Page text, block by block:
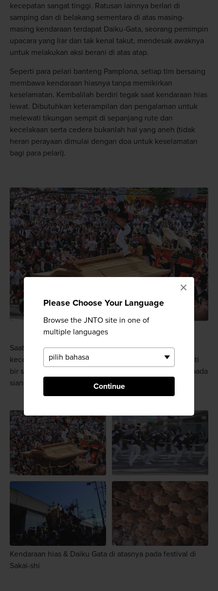
Please Choose Your Language
Browse the JNTO site in one of
multiple languages
Continue
×
kecepatan sangat tinggi. Ratusan lainnya berlari di
samping dan di belakang sementara di atas masing-
masing kendaraan terdapat Daiku-Gata, seorang pemimpin
upacara yang liar dan tak kenal takut, mendesak awaknya
untuk melakukan aksi berani di atas atap.
Seperti para pelari banteng Pamplona, ​​setiap tim bersaing
membawa kendaraan hiasnya tanpa memikirkan
keselamatan. Kembalilah berdiri tegak saat kendaraan hias
lewat. Dibutuhkan keterampilan dan pengalaman untuk
melewati tikungan sempit di sepanjang rute dan
kecelakaan serta cedera bukanlah hal yang aneh (tidak
heran perayaan dimulai dengan doa untuk keselamatan
bagi para pelari).
Saat malam tiba, festival tetap berlanjut (meskipun
kecepatannya berkurang) ketika orang-orang menikmati
bir serta makanan jalanan dan melupakan persaingan pada
siang hari.
Kendaraan hias & Daiku Gata di atasnya pada festival di
Sakai-shi